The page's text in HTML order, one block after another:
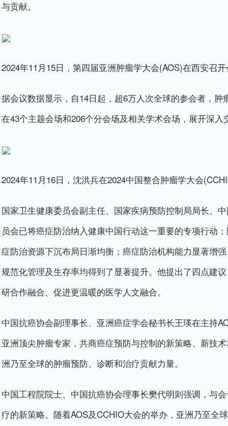
与贡献。
2024年11月15日，第四届亚洲肿瘤学大会(AOS)在西安召
据会议数据显示，自14日起，超6万人次全球的参会者，
在43个主题会场和206个分会场及相关学术会场，展开深
2024年11月16日，沈洪兵在2024中国整合肿瘤学大会
国家卫生健康委员会副主任、国家疾病预防控制局局长、
员会已将癌症防治纳入健康中国行动这一重要的专项行动
症防治资源下沉布局日渐均衡；癌症防治机构能力显著增
规范化管理及生存率均得到了显著提升。他提出了四点建
研合作融合、促进更温暖的医学人文融合。
中国抗癌协会副理事长、亚洲癌症学会秘书长王瑛在主持
亚洲顶尖肿瘤专家，共商癌症预防与控制的新策略、新技
洲乃至全球的肿瘤预防、诊断和治疗贡献力量。
中国工程院院士、中国抗癌协会理事长樊代明则强调，与
疗的新策略。随着AOS及CCHIO大会的举办，亚洲乃至全